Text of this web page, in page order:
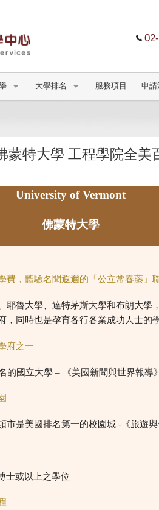
大學排名 服務項目 申請
蒙特大學 工程學院全美
University of Vermont
佛蒙特大學
費，體驗名聞遐邇的「公立常春藤」
耶魯大學、達特茅斯大學和布朗大學
，同時也是孕育各行各業成功人士的
府之一
的國立大學 – 《美國新聞與世界報導》
市是美國排名第一的校園城 - 《旅遊
士或以上之學位